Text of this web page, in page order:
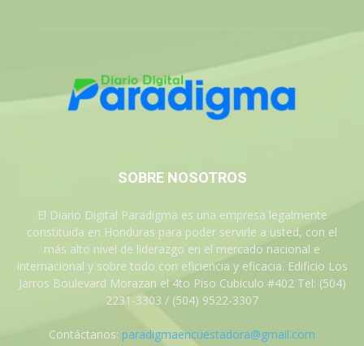
SOBRE NOSOTROS
El Diario Digital Paradigma es una empresa legalmente
constituida en Honduras para poder servirle a usted, con el
más alto nivel de liderazgo en el mercado nacional e
internacional y sobre todo con eficiencia y eficacia. Edificio Los
Jarros Boulevard Morazan el 4to Piso Cubiculo #402 Tel: (504)
2231-3303 / (504) 9522-3307
Contáctanos: paradigmaencuestadora@gmail.com